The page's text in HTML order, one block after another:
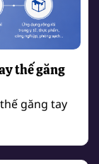
thế găng
găng tay